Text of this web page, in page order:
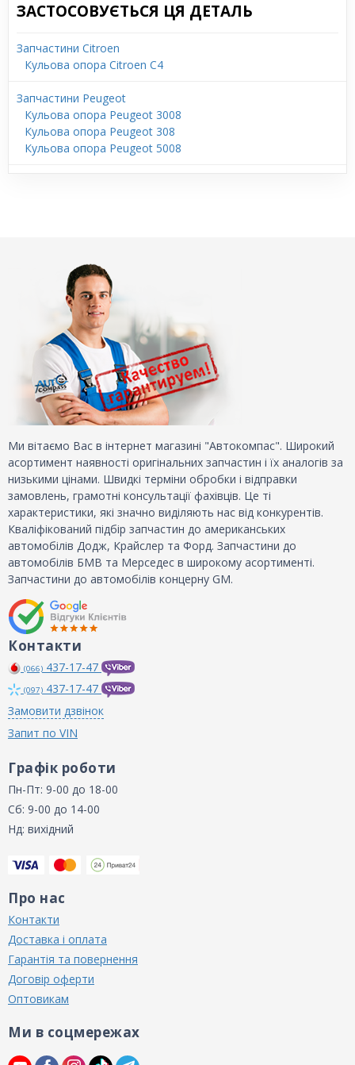
ЗАСТОСОВУЄТЬСЯ ЦЯ ДЕТАЛЬ
Запчастини Citroen
Кульова опора Citroen C4
Запчастини Peugeot
Кульова опора Peugeot 3008
Кульова опора Peugeot 308
Кульова опора Peugeot 5008
Ми вітаємо Вас в інтернет магазині "Автокомпас". Широкий
асортимент наявності оригінальних запчастин і їх аналогів за
низькими цінами. Швидкі терміни обробки і відправки
замовлень, грамотні консультації фахівців. Це ті
характеристики, які значно виділяють нас від конкурентів.
Кваліфікований підбір запчастин до американських
автомобілів Додж, Крайслер та Форд. Запчастини до
автомобілів БМВ та Мерседес в широкому асортименті.
Запчастини до автомобілів концерну GM.
Контакти
(066) 437-17-47
(097) 437-17-47
Замовити дзвінок
Запит по VIN
Графік роботи
Пн-Пт: 9-00 до 18-00
Сб: 9-00 до 14-00
Нд: вихідний
Про нас
Контакти
Доставка і оплата
Гарантія та повернення
Договір оферти
Оптовикам
Ми в соцмережах